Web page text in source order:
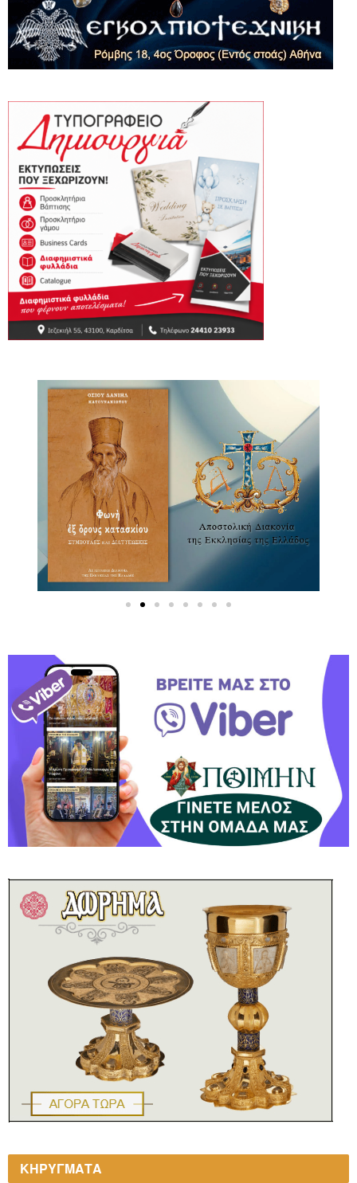
ΚΗΡΥΓΜΑΤΑ